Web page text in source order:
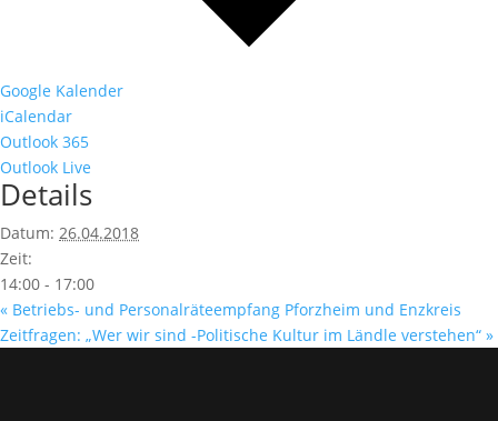
Google Kalender
iCalendar
Outlook 365
Outlook Live
Details
Datum: 26.04.2018
Zeit:
14:00 - 17:00
« Betriebs- und Personalräteempfang Pforzheim und Enzkreis
Zeitfragen: „Wer wir sind -Politische Kultur im Ländle verstehen“ »